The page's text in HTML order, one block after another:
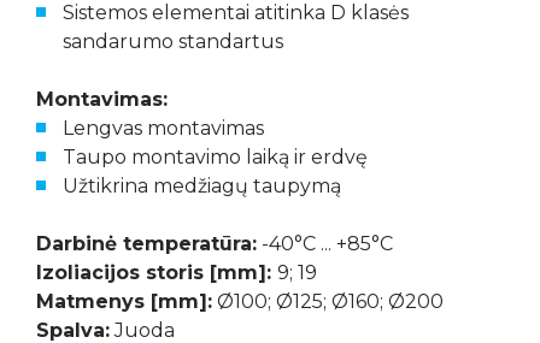
Sistemos elementai atitinka D klasės
sandarumo standartus
Montavimas:
Lengvas montavimas
Taupo montavimo laiką ir erdvę
Užtikrina medžiagų taupymą
Darbinė temperatūra: -40°C ... +85°C
Izoliacijos storis [mm]: 9; 19
Matmenys [mm]: Ø100; Ø125; Ø160; Ø200
Spalva:Juoda